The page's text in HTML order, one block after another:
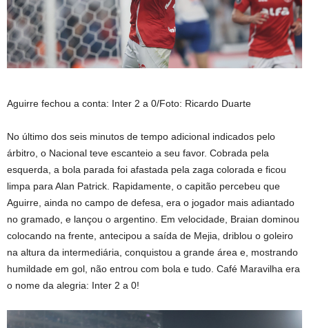
Aguirre fechou a conta: Inter 2 a 0/Foto: Ricardo Duarte
No último dos seis minutos de tempo adicional indicados pelo
árbitro, o Nacional teve escanteio a seu favor. Cobrada pela
esquerda, a bola parada foi afastada pela zaga colorada e ficou
limpa para Alan Patrick. Rapidamente, o capitão percebeu que
Aguirre, ainda no campo de defesa, era o jogador mais adiantado
no gramado, e lançou o argentino. Em velocidade, Braian dominou
colocando na frente, antecipou a saída de Mejia, driblou o goleiro
na altura da intermediária, conquistou a grande área e, mostrando
humildade em gol, não entrou com bola e tudo. Café Maravilha era
o nome da alegria: Inter 2 a 0!